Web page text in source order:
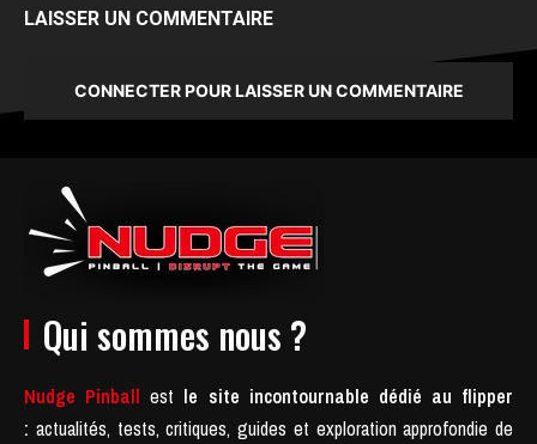
LAISSER UN COMMENTAIRE
CONNECTER POUR LAISSER UN COMMENTAIRE
Qui sommes nous ?
Nudge Pinball est le site incontournable dédié au flipper
: actualités, tests, critiques, guides et exploration approfondie de